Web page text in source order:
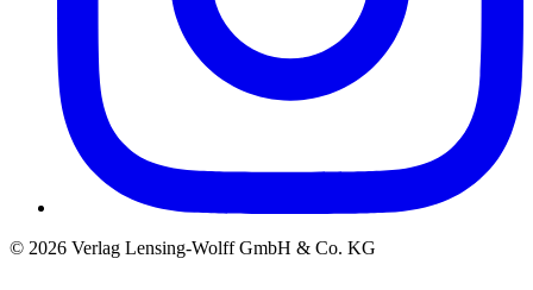
© 2026 Verlag Lensing-Wolff GmbH & Co. KG